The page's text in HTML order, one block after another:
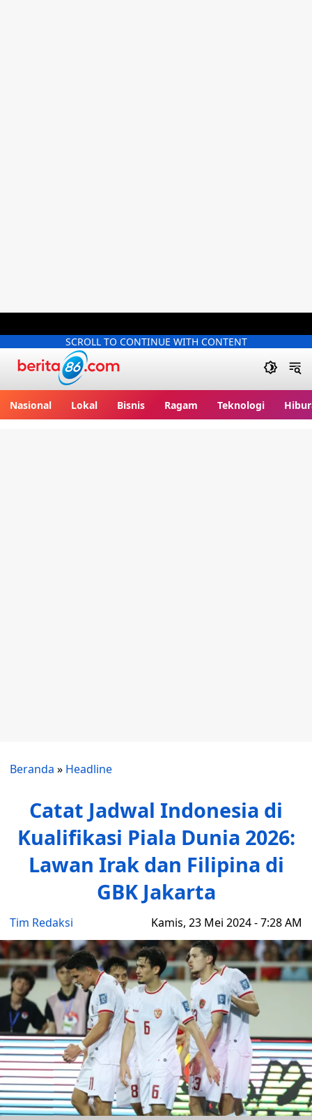
SCROLL TO CONTINUE WITH CONTENT
Nasional Lokal Bisnis Ragam Teknologi
Beranda » Headline
Catat Jadwal Indonesia di
Kualifikasi Piala Dunia 2026:
Lawan Irak dan Filipina di
GBK Jakarta
Tim Redaksi Kamis, 23 Mei 2024 - 7:28 AM